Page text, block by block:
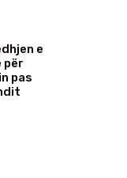
e
për
pas